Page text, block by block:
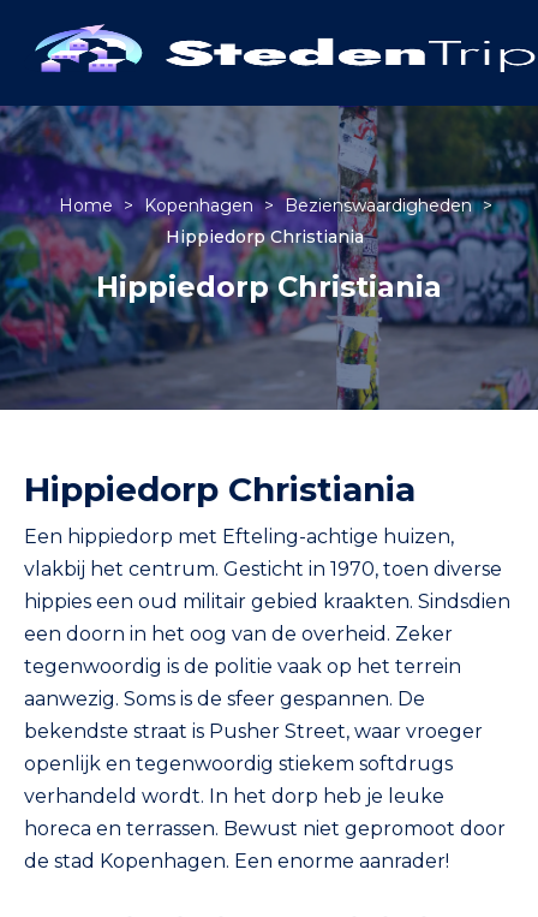
Home > Kopenhagen > Bezienswaardigheden >
Hippiedorp Christiania
Hippiedorp Christiania
Hippiedorp Christiania
Een hippiedorp met Efteling-achtige huizen,
vlakbij het centrum. Gesticht in 1970, toen diverse
hippies een oud militair gebied kraakten. Sindsdien
een doorn in het oog van de overheid. Zeker
tegenwoordig is de politie vaak op het terrein
aanwezig. Soms is de sfeer gespannen. De
bekendste straat is Pusher Street, waar vroeger
openlijk en tegenwoordig stiekem softdrugs
verhandeld wordt. In het dorp heb je leuke
horeca en terrassen. Bewust niet gepromoot door
de stad Kopenhagen. Een enorme aanrader!